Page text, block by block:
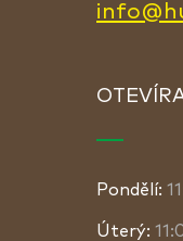
Pondělí:
Úterý: